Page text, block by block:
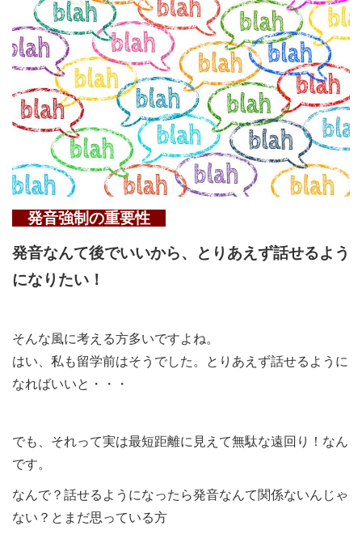
発音強制の重要性
発音なんて後でいいから、とりあえず話せるよう
になりたい！
そんな風に考える方多いですよね。
はい、私も留学前はそうでした。とりあえず話せるように
なればいいと・・・
でも、それって実は最短距離に見えて無駄な遠回り！なん
です。
なんで？話せるようになったら発音なんて関係ないんじゃ
ない？とまだ思っている方